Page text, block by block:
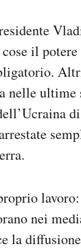
il
nelle ultime
lavoro:
nei
la